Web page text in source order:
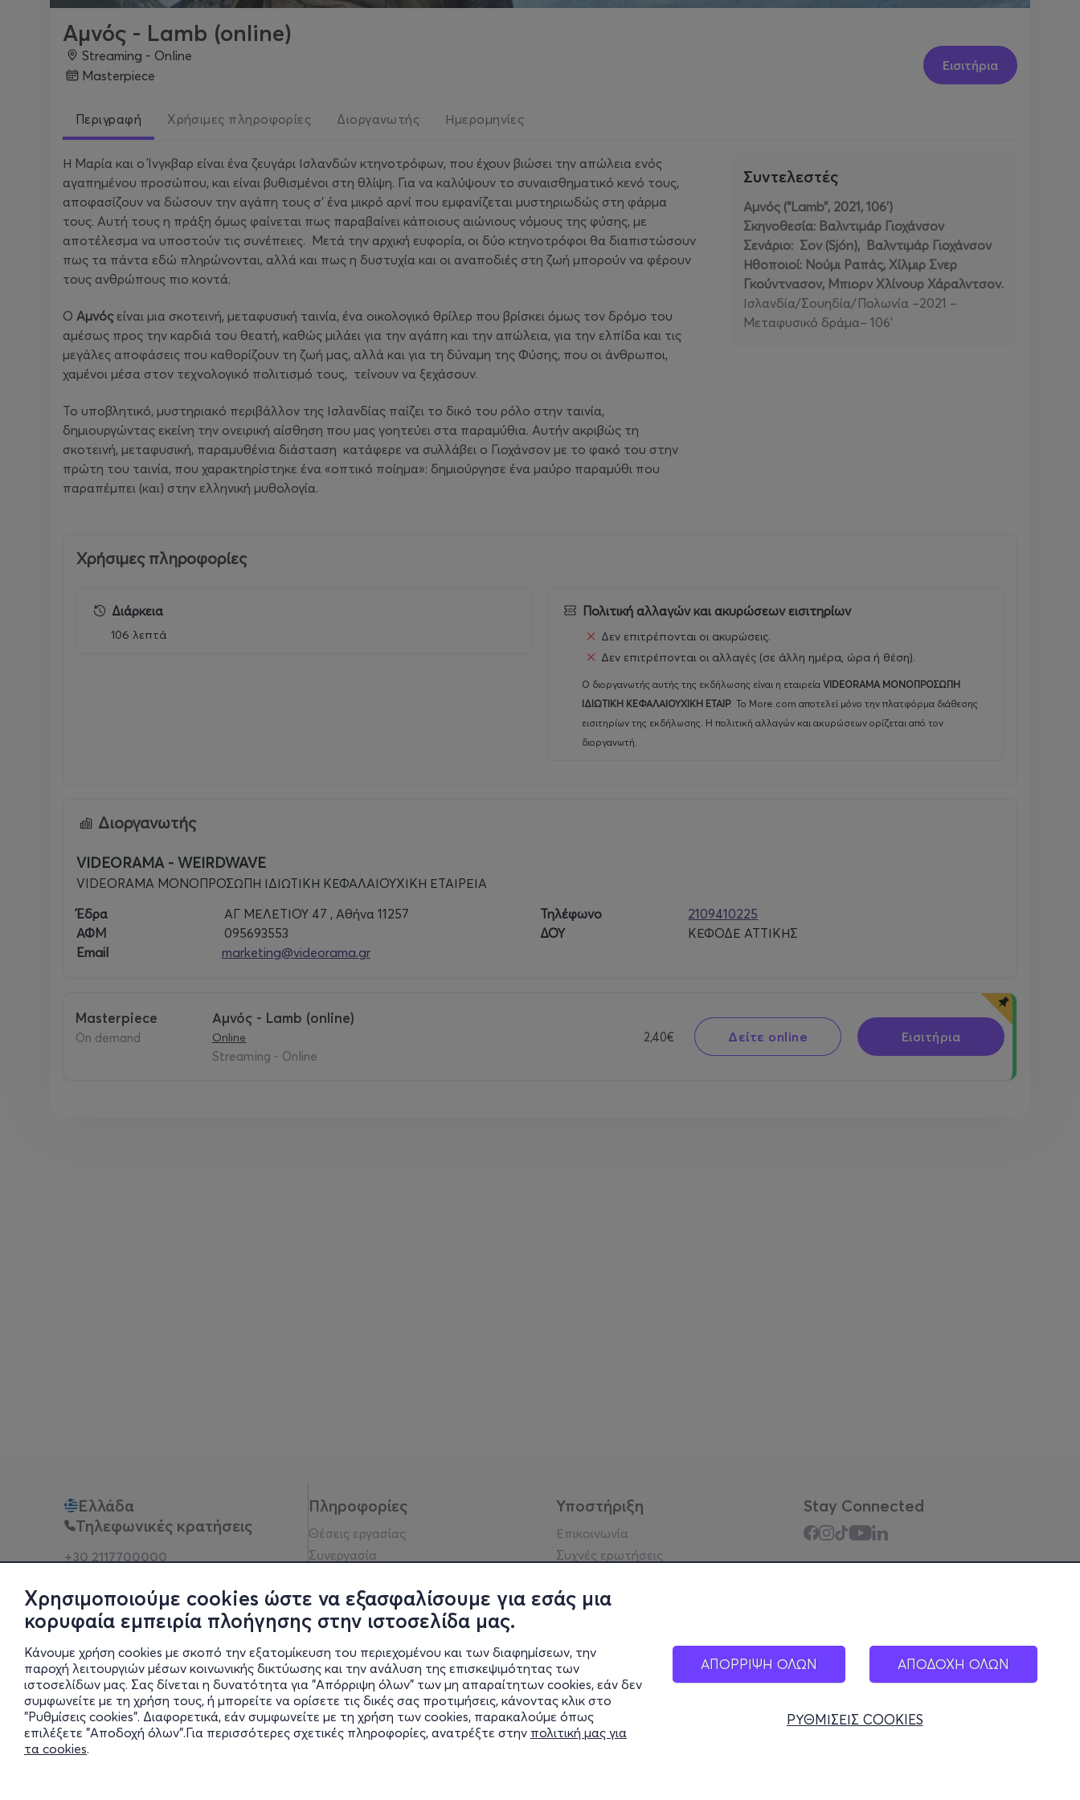
Χρησιμοποιούμε cookies ώστε να εξασφαλίσουμε για εσάς μια
κορυφαία εμπειρία πλοήγησης στην ιστοσελίδα μας.
Κάνουμε χρήση cookies με σκοπό την εξατομίκευση του περιεχομένου και των διαφημίσεων, την
παροχή λειτουργιών μέσων κοινωνικής δικτύωσης και την ανάλυση της επισκεψιμότητας των
ιστοσελίδων μας. Σας δίνεται η δυνατότητα για "Απόρριψη όλων" των μη απαραίτητων cookies, εάν δεν
συμφωνείτε με τη χρήση τους, ή μπορείτε να ορίσετε τις δικές σας προτιμήσεις, κάνοντας κλικ στο
"Ρυθμίσεις cookies". Διαφορετικά, εάν συμφωνείτε με τη χρήση των cookies, παρακαλούμε όπως
επιλέξετε "Αποδοχή όλων".Για περισσότερες σχετικές πληροφορίες, ανατρέξτε στην πολιτική μας για
τα cookies.
ΑΠΟΡΡΙΨΗ ΟΛΩΝ ΑΠΟΔΟΧΗ ΟΛΩΝ
ΡΥΘΜΙΣΕΙΣ COOKIES
Aμνός - Lamb (online)
Streaming - Online
masterpiece
Εισιτήρια
Περιγραφή Χρήσιμες πληροφορίες Διοργανωτής Ημερομηνίες
Η Μαρία και ο Ίνγκβαρ είναι ένα ζευγάρι Ισλανδών κτηνοτρόφων, που έχουν βιώσει την απώλεια ενός
αγαπημένου προσώπου, και είναι βυθισμένοι στη θλίψη. Για να καλύψουν το συναισθηματικό κενό τους,
αποφασίζουν να δώσουν την αγάπη τους σ’ ένα μικρό αρνί που εμφανίζεται μυστηριωδώς στη φάρμα
τους. Αυτή τους η πράξη όμως φαίνεται πως παραβαίνει κάποιους αιώνιους νόμους της φύσης, με
αποτέλεσμα να υποστούν τις συνέπειες. Μετά την αρχική ευφορία, οι δύο κτηνοτρόφοι θα διαπιστώσουν
πως τα πάντα εδώ πληρώνονται, αλλά και πως η δυστυχία και οι αναποδιές στη ζωή μπορούν να φέρουν
τους ανθρώπους πιο κοντά.
Ο Αμνός είναι μια σκοτεινή, μεταφυσική ταινία, ένα οικολογικό θρίλερ που βρίσκει όμως τον δρόμο του
αμέσως προς την καρδιά του θεατή, καθώς μιλάει για την αγάπη και την απώλεια, για την ελπίδα και τις
μεγάλες αποφάσεις που καθορίζουν τη ζωή μας, αλλά και για τη δύναμη της Φύσης, που οι άνθρωποι,
χαμένοι μέσα στον τεχνολογικό πολιτισμό τους, τείνουν να ξεχάσουν.
Το υποβλητικό, μυστηριακό περιβάλλον της Ισλανδίας παίζει το δικό του ρόλο στην ταινία,
δημιουργώντας εκείνη την ονειρική αίσθηση που μας γοητεύει στα παραμύθια. Αυτήν ακριβώς τη
σκοτεινή, μεταφυσική, παραμυθένια διάσταση κατάφερε να συλλάβει ο Γιοχάνσον με το φακό του στην
πρώτη του ταινία, που χαρακτηρίστηκε ένα «οπτικό ποίημα»: δημιούργησε ένα μαύρο παραμύθι που
παραπέμπει (και) στην ελληνική μυθολογία.
Συντελεστές
Αμνός (“Lamb”, 2021, 106’)
Σκηνοθεσία: Βαλντιμάρ Γιοχάνσον
Σενάριο: Σον (Sjón), Bαλντιμάρ Γιοχάνσον
Ηθοποιοί: Νούμι Ραπάς, Χίλμιρ Σνερ
Γκούντνασον, Μπιορν Χλίνουρ Χάραλντσον.
Ισλανδία/Σουηδία/Πολωνία –2021 –
Μεταφυσικό δράμα– 106’
Χρήσιμες πληροφορίες
Διάρκεια
106 λεπτά
Πολιτική αλλαγών και ακυρώσεων εισιτηρίων
Δεν επιτρέπονται οι ακυρώσεις.
Δεν επιτρέπονται οι αλλαγές (σε άλλη ημέρα, ώρα ή θέση).
Ο διοργανωτής αυτής της εκδήλωσης είναι η εταιρεία VIDEORAMA ΜΟΝΟΠΡΟΣΩΠΗ
ΙΔΙΩΤΙΚΗ ΚΕΦΑΛΑΙΟΥΧΙΚΗ ΕΤΑΙΡ. Το More.com αποτελεί μόνο την πλατφόρμα διάθεσης
εισιτηρίων της εκδήλωσης. Η πολιτική αλλαγών και ακυρώσεων ορίζεται από τον
διοργανωτή.
Διοργανωτής
VIDEORAMA - WEIRDWAVE
VIDEORAMA ΜΟΝΟΠΡΟΣΩΠΗ ΙΔΙΩΤΙΚΗ ΚΕΦΑΛΑΙΟΥΧΙΚΗ ΕΤΑΙΡΕΙΑ
Έδρα
ΑΓ ΜΕΛΕΤΙΟΥ 47 , Αθήνα 11257 Τηλέφωνο
2109410225
ΑΦΜ
095693553 ΔΟΥ
ΚΕΦΟΔΕ ΑΤΤΙΚΗΣ
Email
marketing@videorama.gr
masterpiece
on demand
Αμνός - Lamb (online)
Online
Streaming - Online
2,40€ Δείτε online Εισιτήρια
Ελλάδα
Τηλεφωνικές κρατήσεις
+30 2117700000
Φυσικά σημεία
Πληροφορίες
Θέσεις εργασίας
Συνεργασία
Πολιτική απορρήτου
Νομική σημείωση
Blog
Οικονομικά στοιχεία
Πολιτικές Εταιρείας
Έκθεση Διαφάνειας
Υποστήριξη
Επικοινωνία
Συχνές ερωτήσεις
Υπηρεσίες
Σύνδεση reseller
Stay Connected